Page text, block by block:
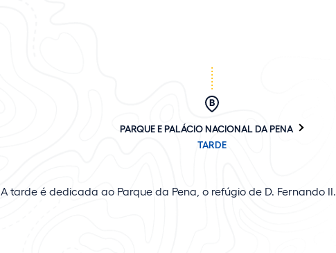
PARQUE E PALÁCIO NACIONAL DA PENA
TARDE
A tarde é dedicada ao Parque da Pena, o refúgio de D. Fernando II.